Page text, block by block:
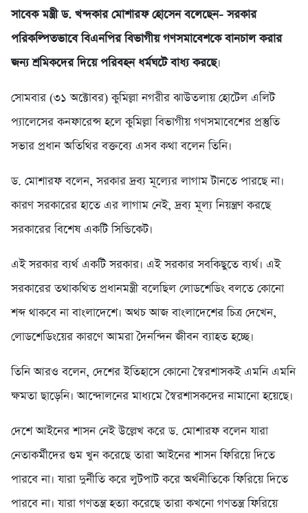
সাবেক মন্ত্রী ড. খন্দকার মোশারফ হোসেন বলেছেন- সরকার
পরিকল্পিতভাবে বিএনপির বিভাগীয় গণসমাবেশকে বানচাল করার
জন্য শ্রমিকদের দিয়ে পরিবহন ধর্মঘটে বাধ্য করছে।
সোমবার (৩১ অক্টোবর) কুমিল্লা নগরীর ঝাউতলায় হোটেল এলিট
প্যালেসের কনফারেন্স হলে কুমিল্লা বিভাগীয় গণসমাবেশের প্রস্তুতি
সভার প্রধান অতিথির বক্তব্যে এসব কথা বলেন তিনি।
ড. মোশারফ বলেন, সরকার দ্রব্য মূল্যের লাগাম টানতে পারছে না।
কারণ সরকারের হাতে এর লাগাম নেই, দ্রব্য মূল্য নিয়ন্ত্রণ করছে
সরকারের বিশেষ একটি সিন্ডিকেট।
এই সরকার ব্যর্থ একটি সরকার। এই সরকার সবকিছুতে ব্যর্থ। এই
সরকারের তথাকথিত প্রধানমন্ত্রী বলেছিল লোডশেডিং বলতে কোনো
শব্দ থাকবে না বাংলাদেশে। অথচ আজ বাংলাদেশের চিত্র দেখেন,
লোডশেডিংয়ের কারণে আমরা দৈনন্দিন জীবন ব্যাহত হচ্ছে।
তিনি আরও বলেন, দেশের ইতিহাসে কোনো স্বৈরশাসকই এমনি এমনি
ক্ষমতা ছাড়েনি। আন্দোলনের মাধ্যমে স্বৈরশাসকদের নামানো হয়েছে।
দেশে আইনের শাসন নেই উল্লেখ করে ড. মোশারফ বলেন যারা
নেতাকর্মীদের গুম খুন করেছে তারা আইনের শাসন ফিরিয়ে দিতে
পারবে না। যারা দুর্নীতি করে লুটপাট করে অর্থনীতিকে ফিরিয়ে দিতে
পারবে না। যারা গণতন্ত্র হত্যা করেছে তারা কখনো গণতন্ত্র ফিরিয়ে